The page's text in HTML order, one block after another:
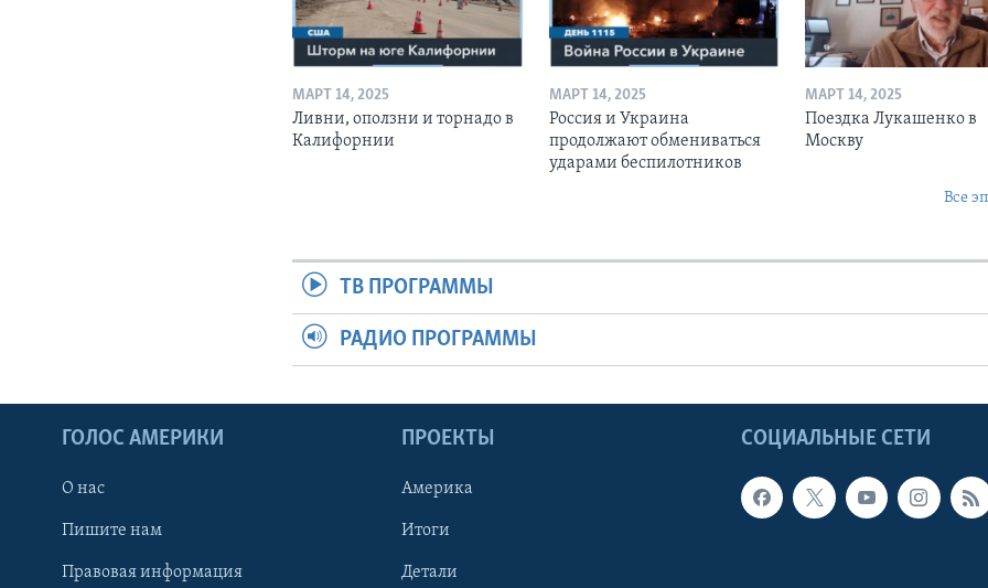
МАРТ 14, 2025
Ливни, оползни и торнадо в
Калифорнии
МАРТ 14, 2025
Россия и Украина
продолжают обмениваться
ударами беспилотников
МАРТ 14, 2025
Поездка Лукашенко в
Москву
Все
ТВ ПРОГРАММЫ
РАДИО ПРОГРАММЫ
СОЦИАЛЬНЫЕ СЕТИ
ГОЛОС АМЕРИКИ
О нас
Пишите нам
Правовая информация
ПРОЕКТЫ
Америка
Итоги
Детали